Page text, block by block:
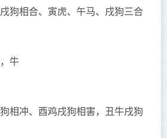
狗相合、寅虎、午马、戌狗三合
牛
相冲、酉鸡戌狗相害，丑牛戌狗